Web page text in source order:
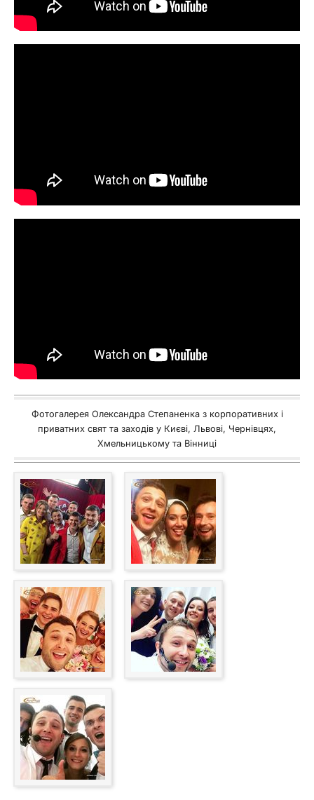
Фотогалерея Олександра Степаненка з корпоративних і
приватних свят та заходів у Києві, Львові, Чернівцях,
Хмельницькому та Вінниці